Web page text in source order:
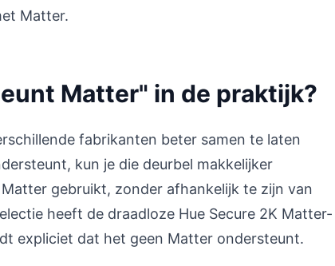
Matter.
Matter" in de praktijk?
fabrikanten beter samen te laten
kun je die deurbel makkelijker
gebruikt, zonder afhankelijk te zijn van
heeft de draadloze Hue Secure 2K Matter-
expliciet dat het geen Matter ondersteunt.